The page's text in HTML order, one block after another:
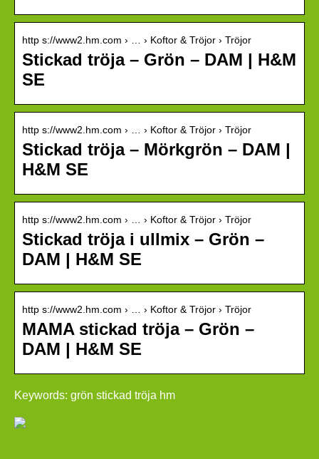
http s://www2.hm.com › … › Koftor & Tröjor › Tröjor
Stickad tröja – Grön – DAM | H&M
SE
http s://www2.hm.com › … › Koftor & Tröjor › Tröjor
Stickad tröja – Mörkgrön – DAM |
H&M SE
http s://www2.hm.com › … › Koftor & Tröjor › Tröjor
Stickad tröja i ullmix – Grön –
DAM | H&M SE
http s://www2.hm.com › … › Koftor & Tröjor › Tröjor
MAMA stickad tröja – Grön –
DAM | H&M SE
Keywords: grön stickad tröja hm